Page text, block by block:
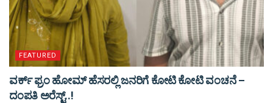
FEATURED
ವರ್ಕ್ ಫ್ರಂ ಹೋಮ್ ಹೆಸರಲ್ಲಿ ಜನರಿಗೆ ಕೋಟಿ ಕೋಟಿ ವಂಚನೆ –
ದಂಪತಿ ಅರೆಸ್ಟ್..!